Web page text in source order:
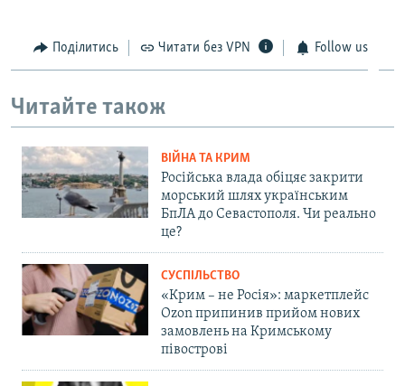
Поділитись Читати без VPN Follow us
Читайте також
ВІЙНА ТА КРИМ
Російська влада обіцяє закрити
морський шлях українським
БпЛА до Севастополя. Чи реально
це?
СУСПІЛЬСТВО
«Крим – не Росія»: маркетплейс
Ozon припинив прийом нових
замовлень на Кримському
півострові